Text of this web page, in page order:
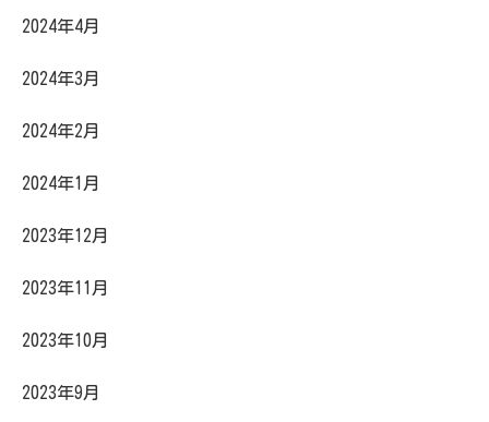
2024年4月
2024年3月
2024年2月
2024年1月
2023年12月
2023年11月
2023年10月
2023年9月